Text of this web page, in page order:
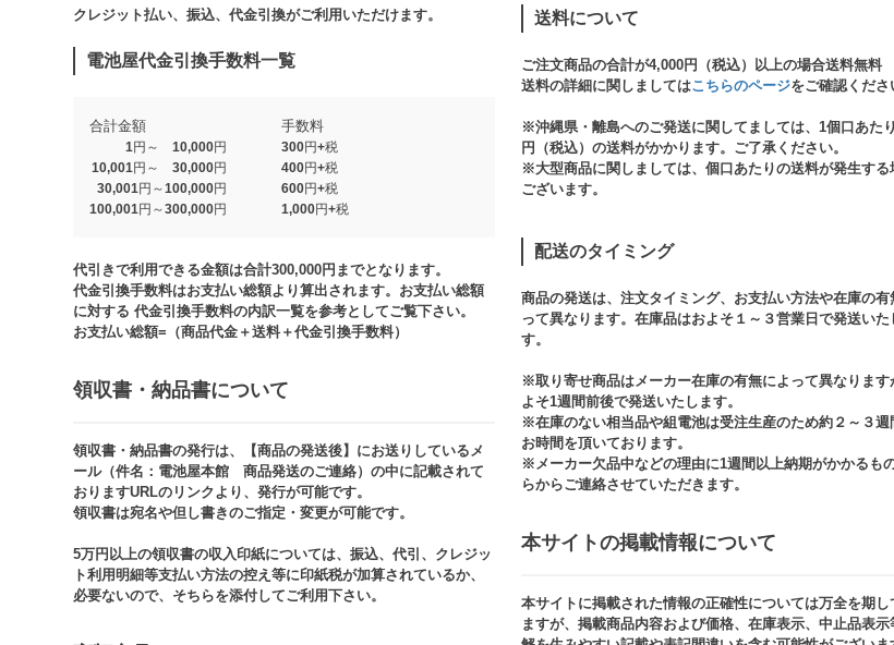
クレジット払い、振込、代金引換がご利用いただけます。​​
電池屋代金引換手数料一覧
合計金額 手数料
1円～ 10,000円
300円+税
10,001円～ 30,000円
400円+税
30,001円～100,000円
600円+税
100,001円～300,000円
1,000円+税​
代引きで利用できる金額は合計300,000円までとなります。
代金引換手数料はお支払い総額より算出されます。お支払い総額
に対する 代金引換手数料の内訳一覧を参考としてご覧下さい。​
お支払い総額=（商品代金＋送料＋代金引換手数料）​
領収書・納品書について​
領収書・納品書の発行は、【商品の発送後】にお送りしているメ
ール（件名：電池屋本館 商品発送のご連絡）の中に記載されて
おりますURLのリンクより、発行が可能です。
領収書は宛名や但し書きのご指定・変更が可能です。​​
5万円以上の領収書の収入印紙については、振込、代引、クレジッ
ト利用明細等支払い方法の控え等に印紙税が加算されているか、
必要ないので、そちらを添付してご利用下さい。
送料について
ご注文商品の合計が4,000円（税込）以上の場合送料無料
送料の詳細に関しましてはこちらのページをご確認くださ
※沖縄県・離島へのご発送に関してましては、1個口あた
円（税込）の送料がかかります。ご了承ください。
※大型商品に関しましては、個口あたりの送料が発生する
ございます。​
配送のタイミング
商品の発送は、注文タイミング、お支払い方法や在庫の有
って異なります。在庫品はおよそ１～３営業日で発送いた
す。​
※取り寄せ商品はメーカー在庫の有無によって異なります
よそ1週間前後で発送いたします。
※在庫のない相当品や組電池は受注生産のため約２～３週
お時間を頂いております。​
※メーカー欠品中などの理由に1週間以上納期がかかるも
らからご連絡させていただきます。
本サイトの掲載情報について​
本サイトに掲載された情報の正確性については万全を期し
ますが、掲載商品内容および価格、在庫表示、中止品表示